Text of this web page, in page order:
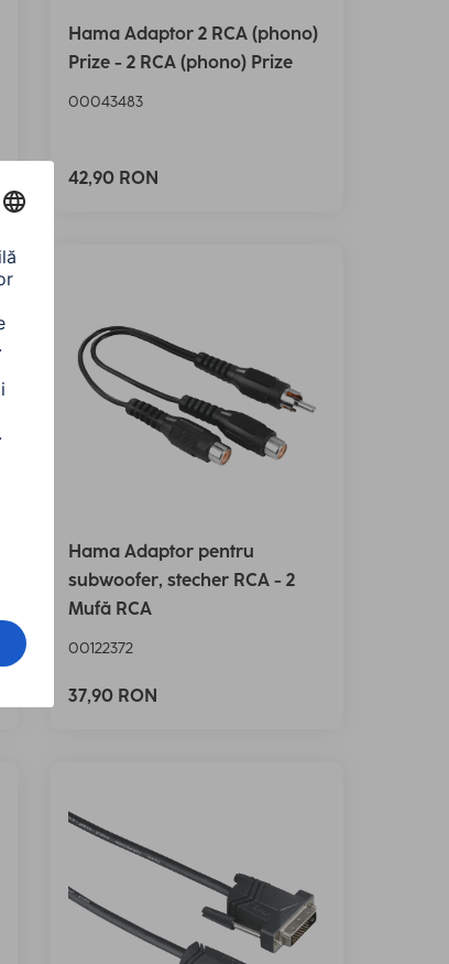
Hama Adaptor 2 RCA (phono)
Prize - 2 RCA (phono) Prize
00043483
42,90 RON
Hama Adaptor pentru
subwoofer, stecher RCA - 2
Mufă RCA
00122372
37,90 RON